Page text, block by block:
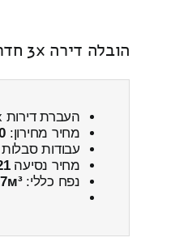
הובלה דירה 3x חדרים מכפר מנחם ← ליודפת כולל פירוק והרכבה
העברת דירות 3x חדרים מכפר מנחם ← ליודפת
מחיר מחירון:
עבודות
מחיר נסיעה
נפח כללי: